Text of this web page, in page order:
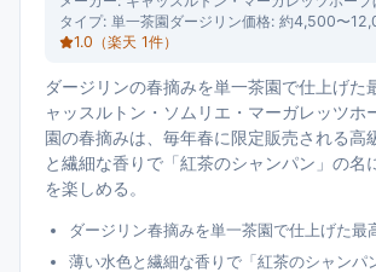
タイプ: 単一茶園ダージリン価格: 約4,500〜
1.0 （楽天 1件）
ダージリンの春摘みを単一茶園で仕上げた
ャッスルトン・ソムリエ・マーガレッツホ
園の春摘みは、毎年春に限定販売される高
と繊細な香りで「紅茶のシャンパン」の名
を楽しめる。
ダージリン春摘みを単一茶園で仕上げた最
薄い水色と繊細な香りで「紅茶のシャンパ